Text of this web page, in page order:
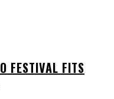
FESTIVAL FITS